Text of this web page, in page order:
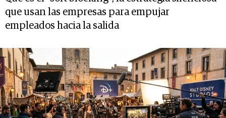
que usan las empresas para empujar
empleados hacia la salida